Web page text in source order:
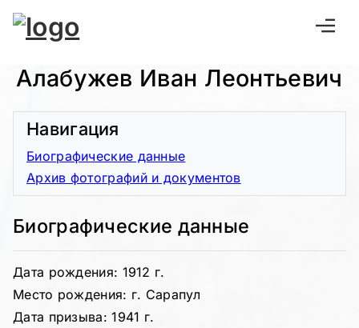
Алабужев Иван Леонтьевич
Биографические данные
Дата рождения: 1912 г.
Место рождения: г. Сарапул
Дата призыва: 1941 г.
Навигация
Биографические данные
Архив фотографий и документов